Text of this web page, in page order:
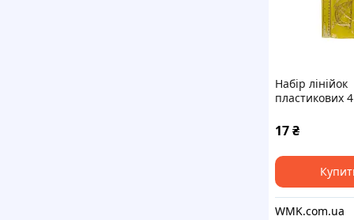
Набір лінійок
пластикових
17₴
WMK.com.ua